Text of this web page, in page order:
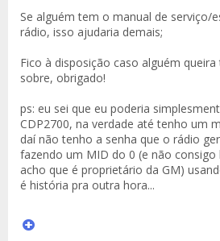
Se alguém tem o manual de serviço/
rádio, isso ajudaria demais;
Fico à disposição caso alguém
sobre, obrigado!
ps: eu sei que eu poderia
CDP2700, na verdade até tenho um
daí não tenho a senha que o rádio
fazendo um MID do 0 (e não consigo
acho que é proprietário da GM)
é história pra outra hora...